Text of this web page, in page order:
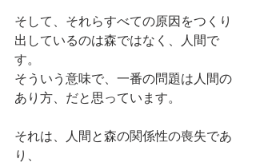
そして、それらすべての原因をつくり
出しているのは森ではなく、人間で
す。
そういう意味で、一番の問題は人間の
あり方、だと思っています。
それは、人間と森の関係性の喪失であ
り、